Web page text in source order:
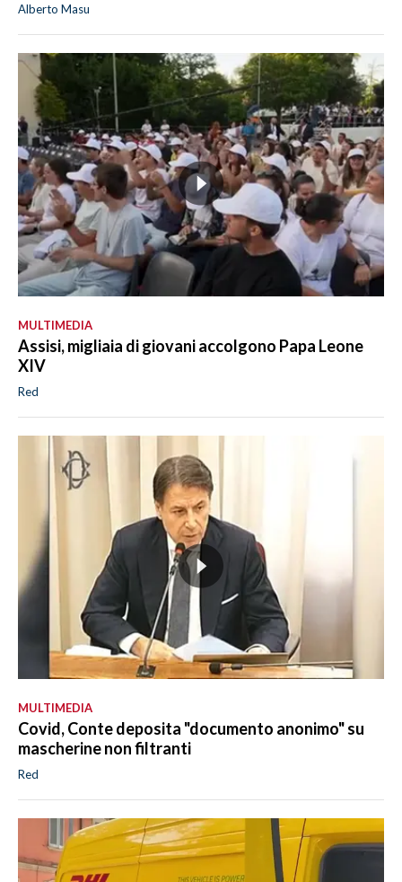
Alberto Masu
MULTIMEDIA
Assisi, migliaia di giovani accolgono Papa Leone
XIV
Red
MULTIMEDIA
Covid, Conte deposita "documento anonimo" su
mascherine non filtranti
Red